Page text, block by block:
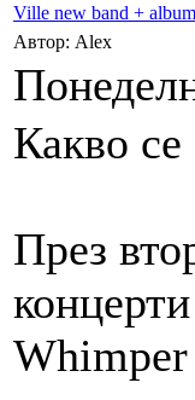
Ville new band +
Автор: Alex
Какво
През
Whimper